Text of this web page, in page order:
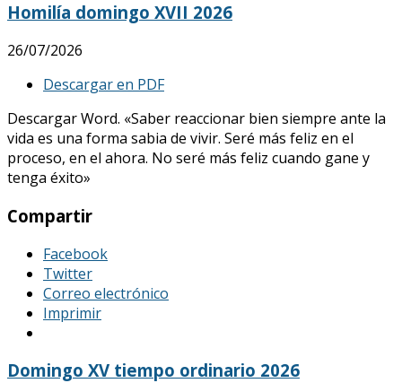
Homilía domingo XVII 2026
26/07/2026
Descargar en PDF
Descargar Word. «Saber reaccionar bien siempre ante la
vida es una forma sabia de vivir. Seré más feliz en el
proceso, en el ahora. No seré más feliz cuando gane y
tenga éxito»
Compartir
Facebook
Twitter
Correo electrónico
Imprimir
Domingo XV tiempo ordinario 2026